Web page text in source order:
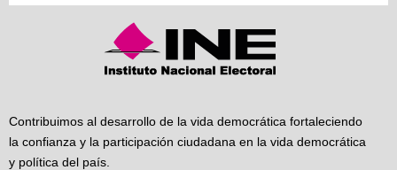
Contribuimos al desarrollo de la vida democrática fortaleciendo
la confianza y la participación ciudadana en la vida democrática
y política del país.